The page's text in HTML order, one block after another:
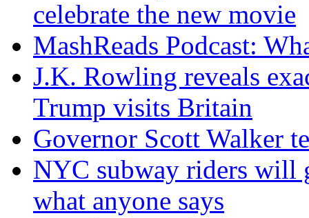
celebrate the new movie
MashReads Podcast:
J.K. Rowling reveals
Trump visits Britain
Governor Scott Walker
NYC subway riders will
what anyone says